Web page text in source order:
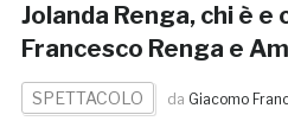
Jolanda Renga, chi è e
Francesco Renga e
SPETTACOLO da Giacomo